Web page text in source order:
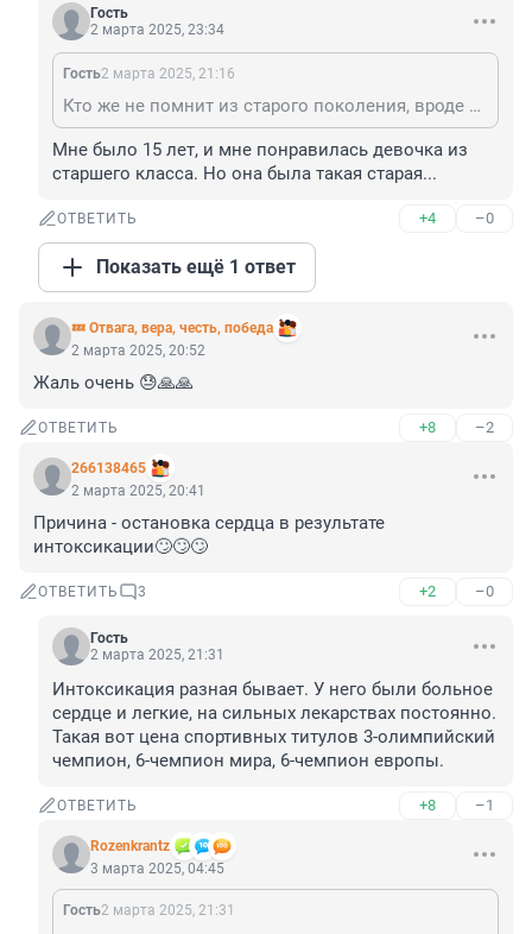
Гость
2 марта 2025, 23:34
Гость2 марта 2025, 21:16
Кто же не помнит из старого поколения, вроде достойный был человек, ни в чем мерзком не был замечен. Большой спорт убивает, да. Редко кто переваливает за 50. ну RIP, что сказать.
Мне было 15 лет, и мне понравилась девочка из
старшего класса. Но она была такая старая...
ОТВЕТИТЬ +4 –0
Показать ещё 1 ответ
💤 Отвага, вера, честь, победа
2 марта 2025, 20:52
Жаль очень 😓🙏🙏
ОТВЕТИТЬ +8 –2
266138465
2 марта 2025, 20:41
Причина - остановка сердца в результате
интоксикации🙄🙄🙄
ОТВЕТИТЬ 3 +2 –0
Гость
2 марта 2025, 21:31
Интоксикация разная бывает. У него были больное
сердце и легкие, на сильных лекарствах постоянно.
Такая вот цена спортивных титулов 3-олимпийский
чемпион, 6-чемпион мира, 6-чемпион европы.
ОТВЕТИТЬ +8 –1
Rozenkrantz
3 марта 2025, 04:45
Гость2 марта 2025, 21:31